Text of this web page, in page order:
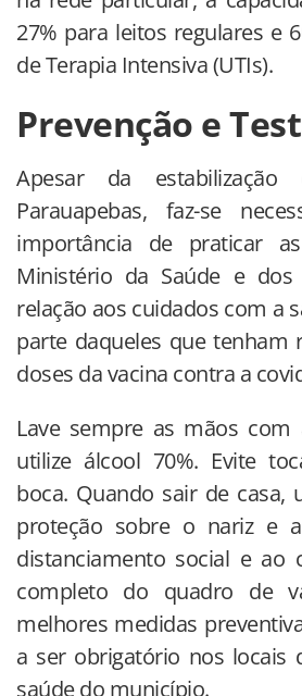
27% para leitos regulares e
de Terapia Intensiva (UTIs).
Prevenção e
Apesar da
Parauapebas, faz-se
importância de praticar
Ministério da Saúde e dos
relação aos cuidados com a
parte daqueles que tenham
doses da vacina contra a
Lave sempre as mãos
utilize álcool 70%. Evite
boca. Quando sair de casa,
proteção sobre o nariz e
distanciamento social e ao
completo do quadro de
melhores medidas
a ser obrigatório nos locais
saúde do município.